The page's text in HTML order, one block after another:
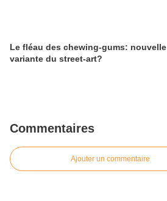
Le fléau des chewing-gums: nouvelle
variante du street-art?
Commentaires
Ajouter un commentaire